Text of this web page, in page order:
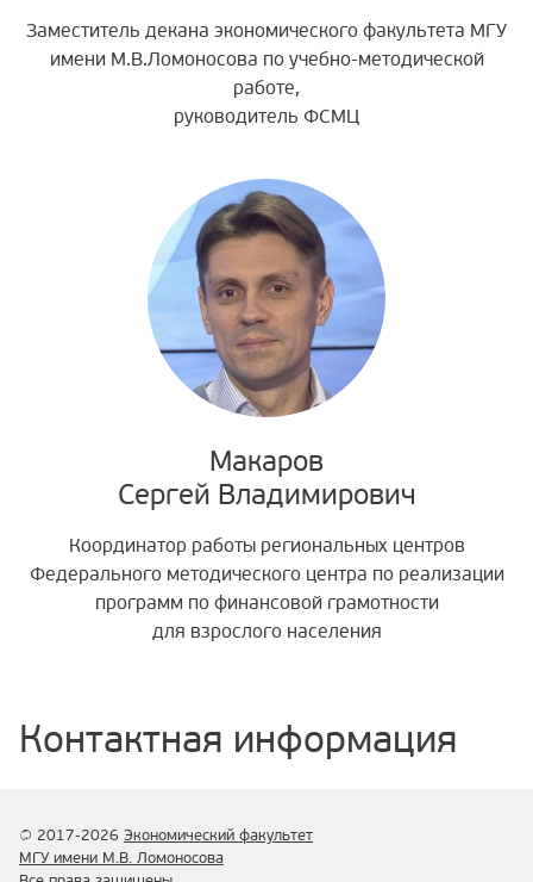
Заместитель декана экономического факультета МГУ
имени М.В.Ломоносова по учебно-методической
работе,
руководитель ФСМЦ
Макаров
Сергей Владимирович
Координатор работы региональных центров
Федерального методического центра по реализации
программ по финансовой грамотности
для взрослого населения
Контактная информация
© 2017-2026 Экономический факультет
МГУ имени М.В. Ломоносова